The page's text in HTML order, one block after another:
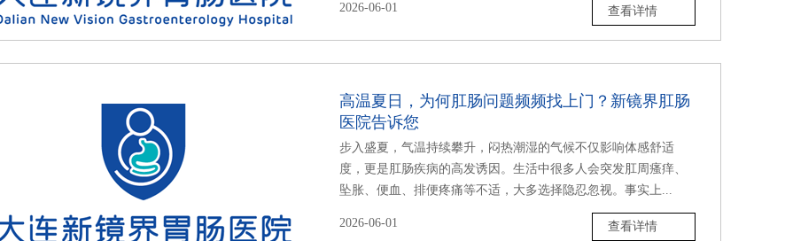
2026-06-01 查看详情
高温夏日，为何肛肠问题频频找上门？新镜界肛肠
医院告诉您
步入盛夏，气温持续攀升，闷热潮湿的气候不仅影响体感舒适
度，更是肛肠疾病的高发诱因。生活中很多人会突发肛周瘙痒、
坠胀、便血、排便疼痛等不适，大多选择隐忍忽视。事实上...
2026-06-01 查看详情